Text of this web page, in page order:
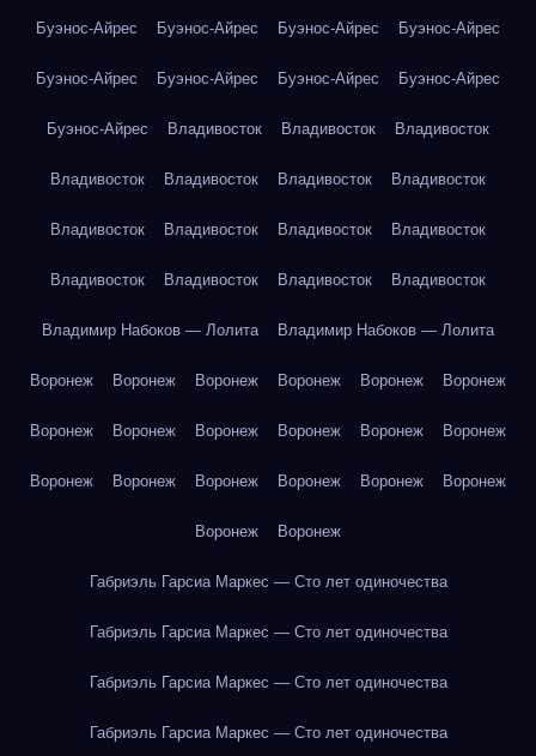
Буэнос-Айрес Буэнос-Айрес Буэнос-Айрес Буэнос-Айрес
Буэнос-Айрес Буэнос-Айрес Буэнос-Айрес Буэнос-Айрес
Буэнос-Айрес Владивосток Владивосток Владивосток
Владивосток Владивосток Владивосток Владивосток
Владивосток Владивосток Владивосток Владивосток
Владивосток Владивосток Владивосток Владивосток
Владимир Набоков — Лолита Владимир Набоков — Лолита
Воронеж Воронеж Воронеж Воронеж Воронеж Воронеж
Воронеж Воронеж Воронеж Воронеж Воронеж Воронеж
Воронеж Воронеж Воронеж Воронеж Воронеж Воронеж
Воронеж Воронеж
Габриэль Гарсиа Маркес — Сто лет одиночества
Габриэль Гарсиа Маркес — Сто лет одиночества
Габриэль Гарсиа Маркес — Сто лет одиночества
Габриэль Гарсиа Маркес — Сто лет одиночества